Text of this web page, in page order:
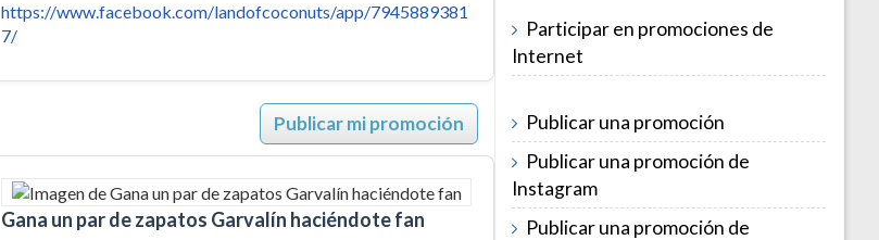
https://www.facebook.com/landofcoconuts/app/7945889381
7/
Publicar mi promoción
Gana un par de zapatos Garvalín haciéndote fan
Participar en promociones de
Internet
Publicar una promoción
Publicar una promoción de
Instagram
Publicar una promoción de